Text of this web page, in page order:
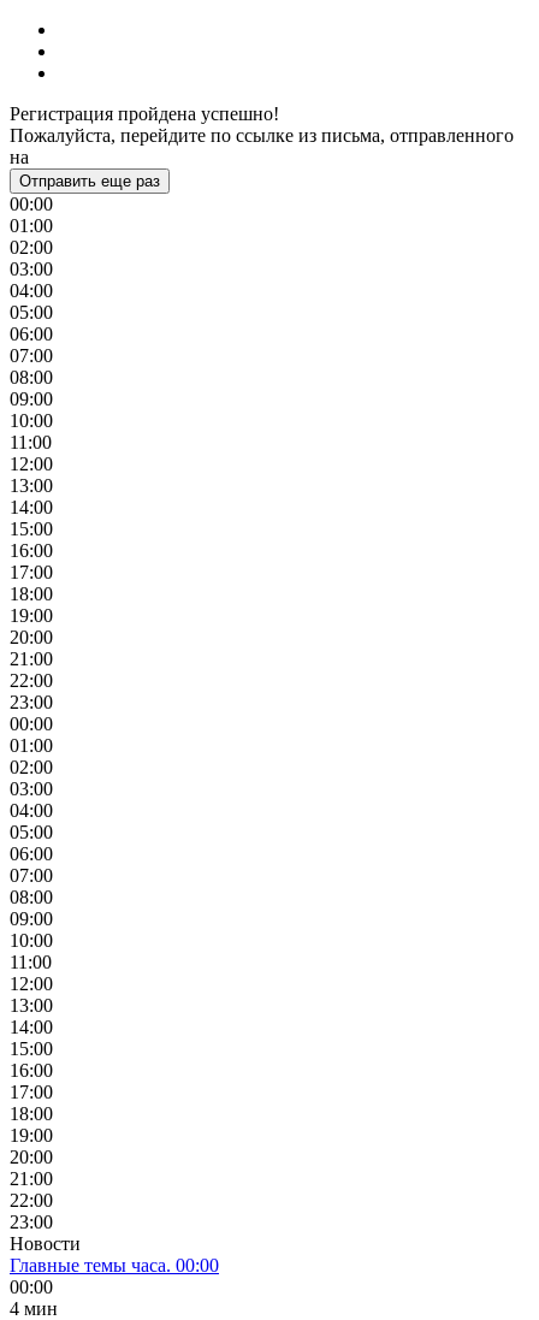
Регистрация пройдена успешно!
Пожалуйста, перейдите по ссылке из письма, отправленного
на
Отправить еще раз
00:00
01:00
02:00
03:00
04:00
05:00
06:00
07:00
08:00
09:00
10:00
11:00
12:00
13:00
14:00
15:00
16:00
17:00
18:00
19:00
20:00
21:00
22:00
23:00
00:00
01:00
02:00
03:00
04:00
05:00
06:00
07:00
08:00
09:00
10:00
11:00
12:00
13:00
14:00
15:00
16:00
17:00
18:00
19:00
20:00
21:00
22:00
23:00
Новости
Главные темы часа. 00:00
00:00
4 мин